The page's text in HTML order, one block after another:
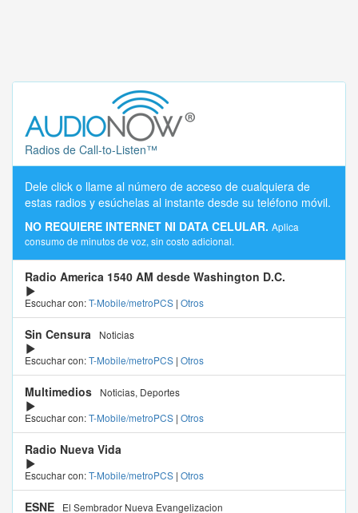
Radios de Call-to-Listen™
Dele click o llame al número de acceso de cualquiera de
estas radios y esúchelas al instante desde su teléfono móvil.
NO REQUIERE INTERNET NI DATA CELULAR. Aplica
consumo de minutos de voz, sin costo adicional.
Radio America 1540 AM desde Washington D.C.
Escuchar con:T-Mobile/metroPCS | Otros
Sin Censura
Noticias
Escuchar con:T-Mobile/metroPCS | Otros
Multimedios
Noticias, Deportes
Escuchar con:T-Mobile/metroPCS | Otros
Radio Nueva Vida
Escuchar con:T-Mobile/metroPCS | Otros
ESNE
El Sembrador Nueva Evangelizacion